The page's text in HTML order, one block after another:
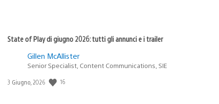
State of Play di giugno 2026: tutti gli annunci e i trailer
Gillen McAllister
Senior Specialist, Content Communications, SIE
Data
3 Giugno, 2026 16